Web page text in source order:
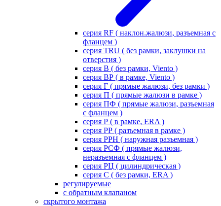
серия RF ( наклон.жалюзи, разъемная с
фланцем )
серия TRU ( без рамки, заклушки на
отверстия )
серия В ( без рамки, Viento )
серия ВР ( в рамке, Viento )
серия Г ( прямые жалюзи, без рамки )
серия П ( прямые жалюзи в рамке )
серия ПФ ( прямые жалюзи, разъемная
с фланцем )
серия Р ( в рамке, ERA )
серия РР ( разъемная в рамке )
серия РРН ( наружная разъемная )
серия РСФ ( прямые жалюзи,
неразъемная с фланцем )
серия РЦ ( цилиндрическая )
серия С ( без рамки, ERA )
регулируемые
с обратным клапаном
скрытого монтажа